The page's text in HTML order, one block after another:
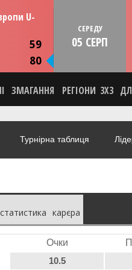
U-
59
80
13:30
СЕРЕДУ
05 СЕРП
ЗМАГАННЯ РЕГІОНИ 3X3
Турнірна таблиця
карєра
Очки
10.5